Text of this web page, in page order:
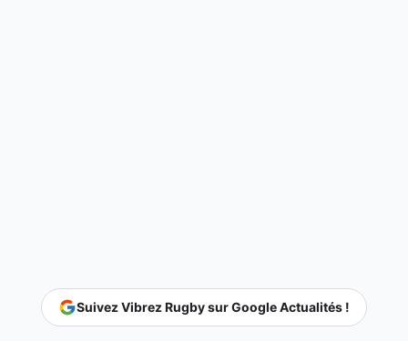
Suivez Vibrez Rugby sur Google Actualités !